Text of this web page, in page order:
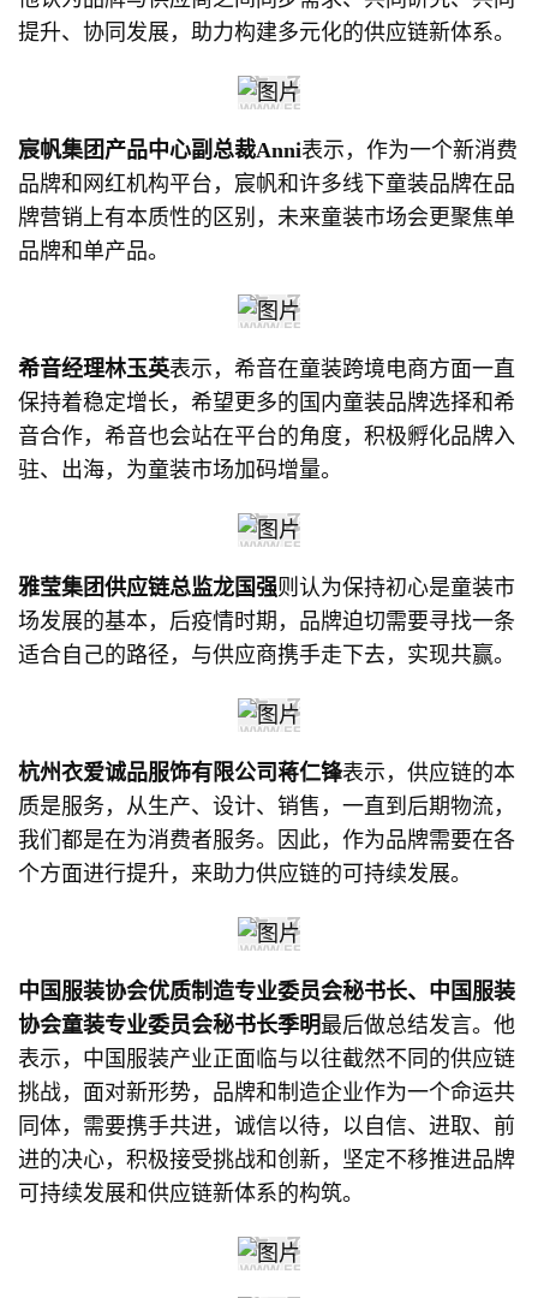
提升、协同发展，助力构建多元化的供应链新体系。
宸帆集团产品中心副总裁Anni表示，作为一个新消费
品牌和网红机构平台，宸帆和许多线下童装品牌在品
牌营销上有本质性的区别，未来童装市场会更聚焦单
品牌和单产品。
希音经理林玉英表示，希音在童装跨境电商方面一直
保持着稳定增长，希望更多的国内童装品牌选择和希
音合作，希音也会站在平台的角度，积极孵化品牌入
驻、出海，为童装市场加码增量。
雅莹集团供应链总监龙国强则认为保持初心是童装市
场发展的基本，后疫情时期，品牌迫切需要寻找一条
适合自己的路径，与供应商携手走下去，实现共赢。
杭州衣爱诚品服饰有限公司蒋仁锋表示，供应链的本
质是服务，从生产、设计、销售，一直到后期物流，
我们都是在为消费者服务。因此，作为品牌需要在各
个方面进行提升，来助力供应链的可持续发展。
中国服装协会优质制造专业委员会秘书长、中国服装
协会童装专业委员会秘书长季明最后做总结发言。他
表示，中国服装产业正面临与以往截然不同的供应链
挑战，面对新形势，品牌和制造企业作为一个命运共
同体，需要携手共进，诚信以待，以自信、进取、前
进的决心，积极接受挑战和创新，坚定不移推进品牌
可持续发展和供应链新体系的构筑。